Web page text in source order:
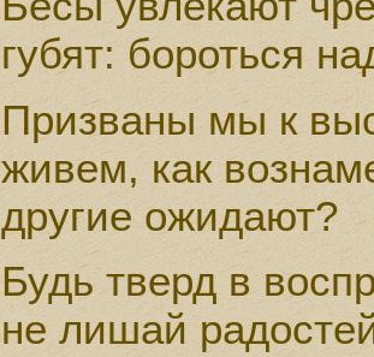
губят: бороться
Призваны мы к
живем, как
другие ожидают?
Будь тверд в
не лишай